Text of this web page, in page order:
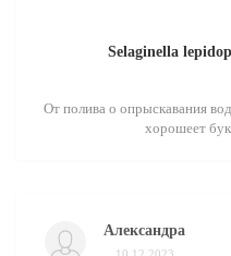
Selaginella
От полива о опрыскавания
хорошеет
Александра